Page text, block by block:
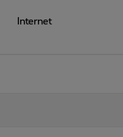
Internet